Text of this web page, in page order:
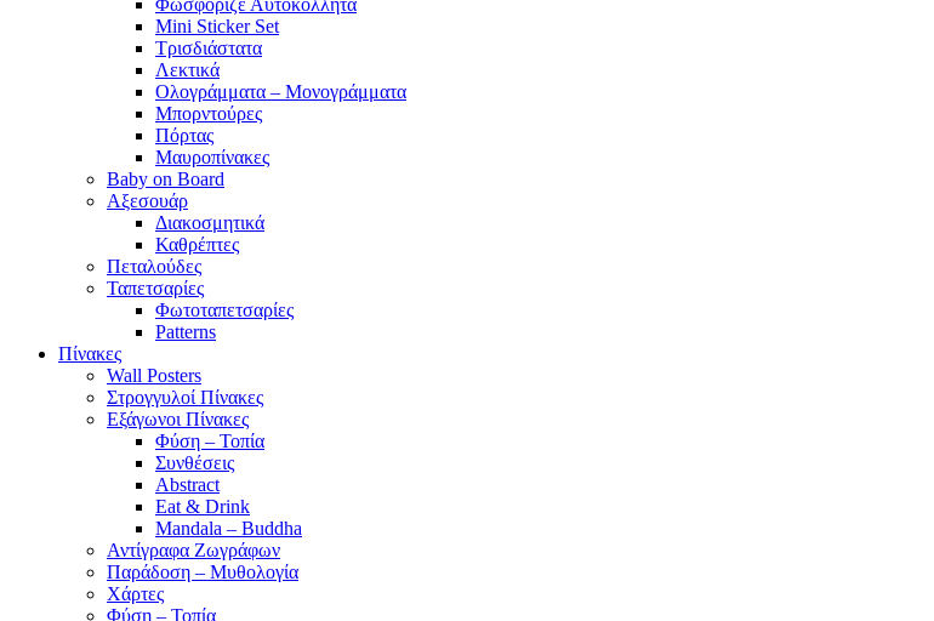
Φωσφοριζέ Αυτοκόλλητα
Mini Sticker Set
Tρισδιάστατα
Λεκτικά
Ολογράμματα – Μονογράμματα
Μπορντούρες
Πόρτας
Μαυροπίνακες
Baby on Board
Αξεσουάρ
Διακοσμητικά
Καθρέπτες
Πεταλούδες
Ταπετσαρίες
Φωτοταπετσαρίες
Patterns
Πίνακες
Wall Posters
Στρογγυλοί Πίνακες
Εξάγωνοι Πίνακες
Φύση – Τοπία
Συνθέσεις
Abstract
Eat & Drink
Mandala – Buddha
Αντίγραφα Ζωγράφων
Παράδοση – Μυθολογία
Χάρτες
Φύση – Τοπία